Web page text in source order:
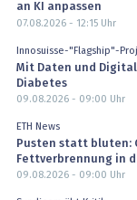
an KI anpassen
07.08.2026 - 12:15Uhr
Innosuisse-"Flagship"-
Mit Daten und
Diabetes
09.08.2026 - 09:00 Uhr
ETH News
Pusten statt bluten:
Fettverbrennung in
09.08.2026 - 09:00 Uhr